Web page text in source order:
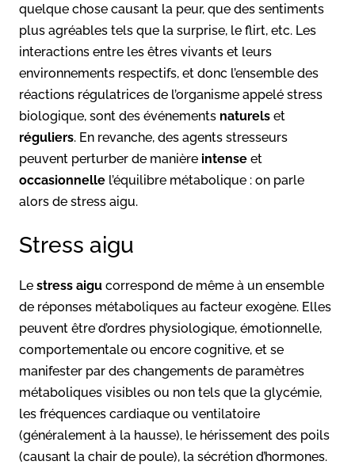
quelque chose causant la peur, que des sentiments
plus agréables tels que la surprise, le flirt, etc. Les
interactions entre les êtres vivants et leurs
environnements respectifs, et donc l’ensemble des
réactions régulatrices de l’organisme appelé stress
biologique, sont des événements naturels et
réguliers. En revanche, des agents stresseurs
peuvent perturber de manière intense et
occasionnelle l’équilibre métabolique : on parle
alors de stress aigu.
Stress aigu
Le stress aigu correspond de même à un ensemble
de réponses métaboliques au facteur exogène. Elles
peuvent être d’ordres physiologique, émotionnelle,
comportementale ou encore cognitive, et se
manifester par des changements de paramètres
métaboliques visibles ou non tels que la glycémie,
les fréquences cardiaque ou ventilatoire
(généralement à la hausse), le hérissement des poils
(causant la chair de poule), la sécrétion d’hormones.